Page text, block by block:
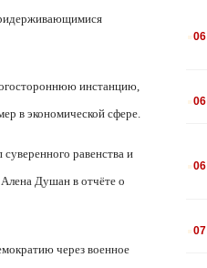
инстанцию,
в экономической сфере.
равенства и
Душан в отчёте о
через военное
.
.
.
.